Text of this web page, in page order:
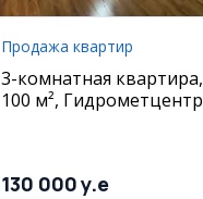
Продажа квартир
3-комнатная квартира,
100 м², Гидрометцентр
130 000 y.e